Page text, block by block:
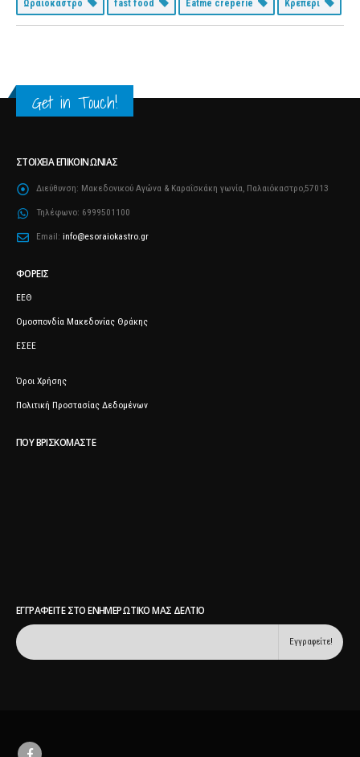
Ωραιόκαστρο fast food Eatme creperie Κρεπερί
Get in Touch!
ΣΤΟΙΧΕΊΑ ΕΠΙΚΟΙΝΩΝΊΑΣ
Διεύθυνση: Μακεδονικού Αγώνα & Καραΐσκάκη γωνία, Παλαιόκαστρο,57013
Τηλέφωνο: 6999501100
Email: info@esoraiokastro.gr
ΦΟΡΕΊΣ
ΕΕΘ
Ομοσπονδία Μακεδονίας Θράκης
ΕΣΕΕ
Όροι Χρήσης
Πολιτική Προστασίας Δεδομένων
ΠΟΥ ΒΡΙΣΚΌΜΑΣΤΕ
ΕΓΓΡΑΦΕΊΤΕ ΣΤΟ ΕΝΗΜΕΡΩΤΙΚΌ ΜΑΣ ΔΕΛΤΊΟ